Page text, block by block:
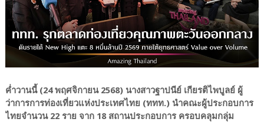
ค่ำวานนี้ (24 พฤศจิกายน 2568) นางสาวฐาปนีย์ เกียรติไพบูลย์ ผู้
ว่าการการท่องเที่ยวแห่งประเทศไทย (ททท.) นำคณะผู้ประกอบการ
ไทยจำนวน 22 ราย จาก 18 สถานประกอบการ ครอบคลุมกลุ่ม